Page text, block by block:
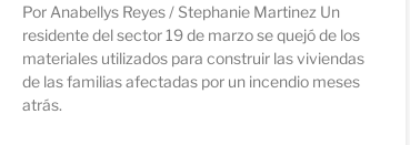
Por Anabellys Reyes / Stephanie Martinez Un
residente del sector 19 de marzo se quejó de los
materiales utilizados para construir las viviendas
de las familias afectadas por un incendio meses
atrás.